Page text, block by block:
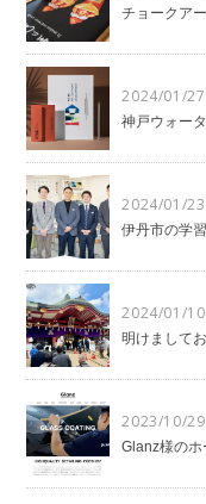
チョークア
2024/01/27
神戸ウォー
2024/01/23
伊丹市の学
2024/01/10
明けまして
2023/10/29
Glanz様の